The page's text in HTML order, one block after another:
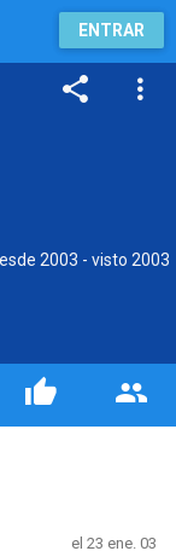
ENTRAR
2003 - visto 2003
el 23 ene. 03